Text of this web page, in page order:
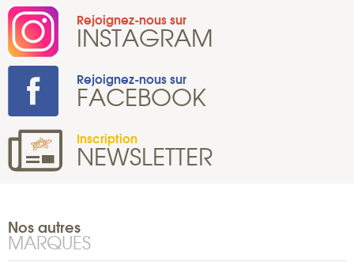
Rejoignez-nous sur
INSTAGRAM
Rejoignez-nous sur
FACEBOOK
Inscription
NEWSLETTER
Nos autres
MARQUES